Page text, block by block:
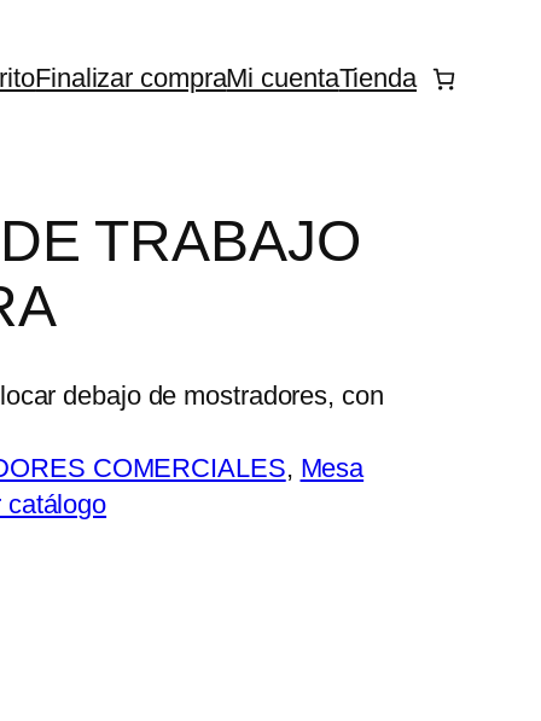
Finalizar compraMi cuentaTienda
TRABAJO
debajo de mostradores, con
COMERCIALES, Mesa
catálogo